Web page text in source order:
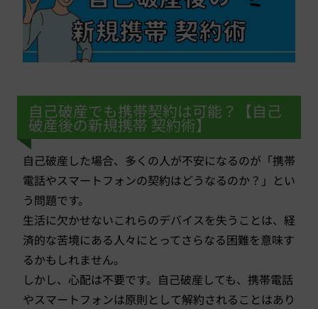
自己破産でも携帯契約は可能？【自己
破産後の新規携帯 契約術】
自己破産した場合、多くの人が不安になるのが「携帯
電話やスマートフォンの契約はどうなるのか？」とい
う問題です。
生活に欠かせないこれらのデバイスを失うことは、経
済的な苦境にある人々にとってさらなる困難を意味す
るかもしれません。
しかし、心配は不要です。自己破産しても、携帯電話
やスマートフォンは原則として解約されることはあり